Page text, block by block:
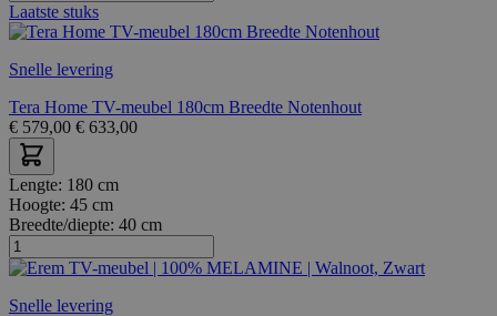
Laatste stuks
Snelle levering
Tera Home TV-meubel 180cm Breedte Notenhout
€ 579,00 € 633,00
Lengte: 180 cm
Hoogte: 45 cm
Breedte/diepte: 40 cm
Snelle levering